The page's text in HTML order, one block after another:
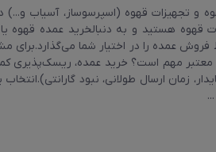
ساز خانگی
و تجهیزات قهوه (اسپرسوساز، آسیاب و...)
قهوه هستید و به دنبالخرید عمده قهوه
عمده را در اختیار شما می‌گذارد.برای
مهم است؟ خرید عمده، ریسک‌پذیری
زمان ارسال طولانی، نبود